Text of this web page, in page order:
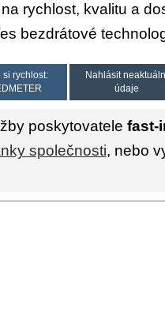
rychlost, kvalitu a
bezdrátové
si rychlost:
Nahlásit
údaje
poskytovatele fast-
společnosti, nebo